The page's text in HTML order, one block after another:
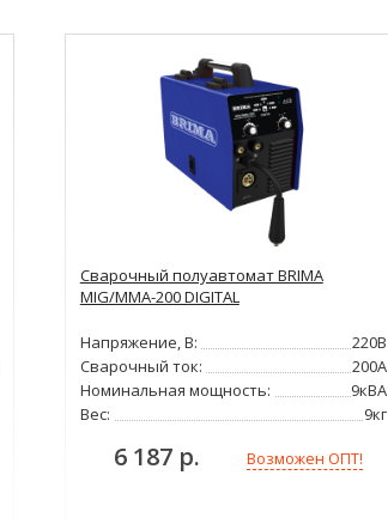
Сварочный полуавтомат BRIMA
MIG/MMA-200 DIGITAL
Напряжение, В:
220В
Сварочный ток:
200А
Номинальная мощность:
9кВА
Вес:
9кг
6 187 р. Возможен ОПТ!